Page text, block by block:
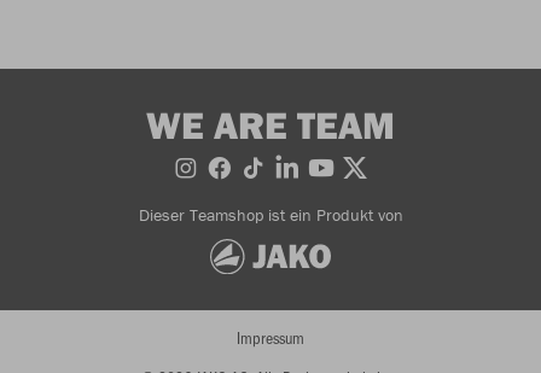
WE ARE TEAM
Dieser Teamshop ist ein Produkt von
Impressum